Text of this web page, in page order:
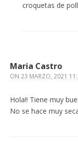
croquetas de
Maria Castro
ON 23 MARZO, 2021
Hola!! Tiene muy
No se hace muy